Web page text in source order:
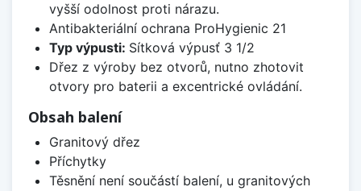
vyšší odolnost proti nárazu.
Antibakteriální ochrana ProHygienic 21
Typ výpusti: Sítková výpusť 3 1/2
Dřez z výroby bez otvorů, nutno zhotovit
otvory pro baterii a excentrické ovládání.
Obsah balení
Granitový dřez
Příchytky
Těsnění není součástí balení, u granitových